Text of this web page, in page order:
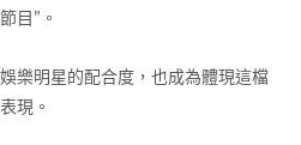
目”。
明星的配合度，也成為體現這檔
現。